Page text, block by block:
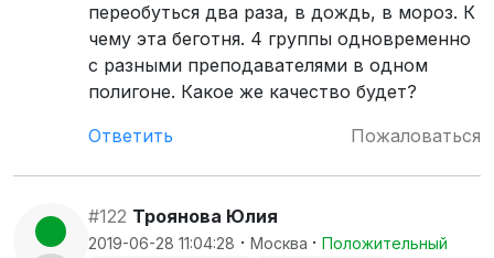
переобуться два раза, в дождь, в мороз. К
чему эта беготня. 4 группы одновременно
с разными преподавателями в одном
полигоне. Какое же качество будет?
Ответить
Пожаловаться
#122 Троянова Юлия
2019-06-28 11:04:28 · Москва · Положительный